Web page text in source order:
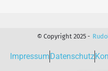
© Copyright 2025 -
Impressum Datenschutz